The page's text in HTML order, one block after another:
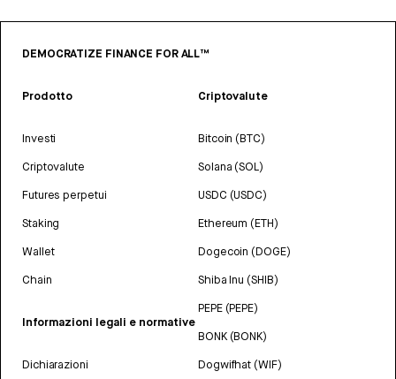
DEMOCRATIZE FINANCE FOR ALL™
Prodotto
Investi
Criptovalute
Futures perpetui
Staking
Wallet
Chain
Informazioni legali e normative
Dichiarazioni
Criptovalute
Bitcoin (BTC)
Solana (SOL)
USDC (USDC)
Ethereum (ETH)
Dogecoin (DOGE)
Shiba Inu (SHIB)
PEPE (PEPE)
BONK (BONK)
Dogwifhat (WIF)